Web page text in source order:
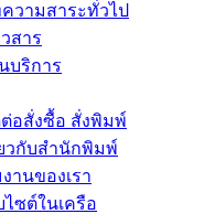
วามสาระทั่วไป
สาร
บริการ
อสั่งซื้อ สั่งพิมพ์
วกับสำนักพิมพ์
านของเรา
ไซต์ในเครือ